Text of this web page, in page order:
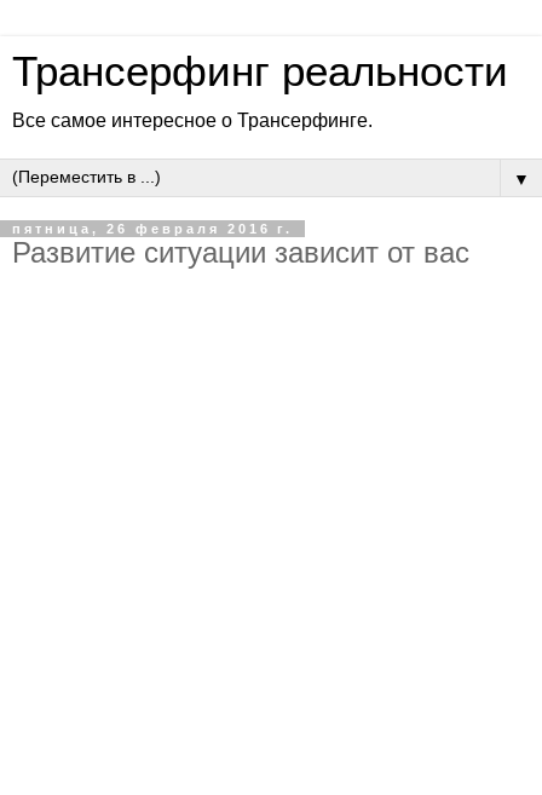
Трансерфинг реальности
Все самое интересное о Трансерфинге.
▼
пятница, 26 февраля 2016 г.
Развитие ситуации зависит от вас